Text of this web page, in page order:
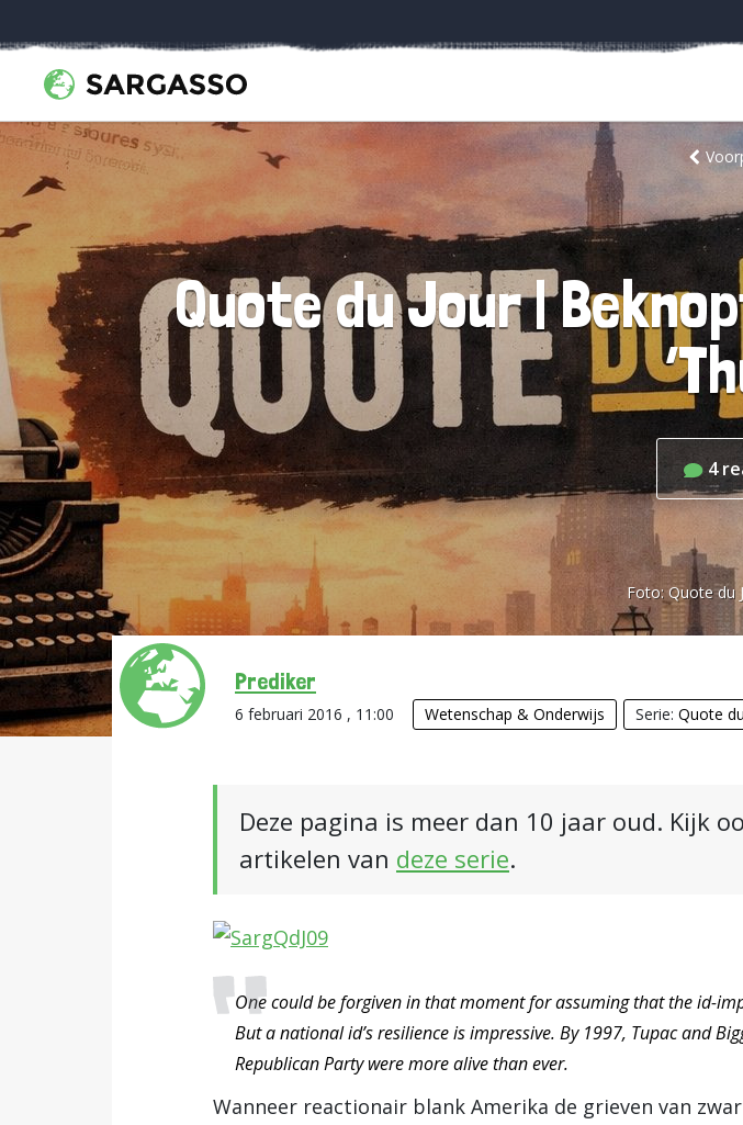
Quote du Jour |
4
Foto:Quote du
Prediker
6 februari 2016 , 11:00 Wetenschap & Onderwijs Serie: Quote
Deze pagina is meer dan 10 jaar oud. Kijk
artikelen van deze serie.
One could be forgiven in that moment for assuming that the id-
But a national id’s resilience is impressive. By 1997, Tupac and
Republican Party were more alive than ever.
Wanneer reactionair blank Amerika de grieven van